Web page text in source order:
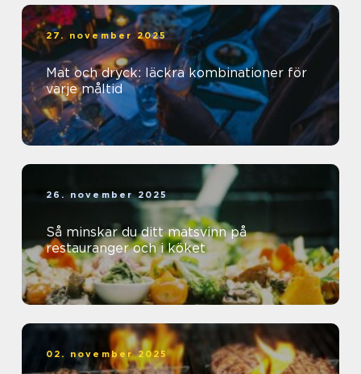
27. november 2025
Mat och dryck: läckra kombinationer för
varje måltid
26. november 2025
Så minskar du ditt matsvinn på
restauranger och i köket
02. november 2025